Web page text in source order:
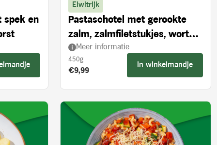
spek en
Eiwitrijk
Pastaschotel met gerookte
zalm, zalmfiletstukjes, wortel
en spinazie
Meer informatie
450g
Product prijs:
€9,99
In winkelmandje